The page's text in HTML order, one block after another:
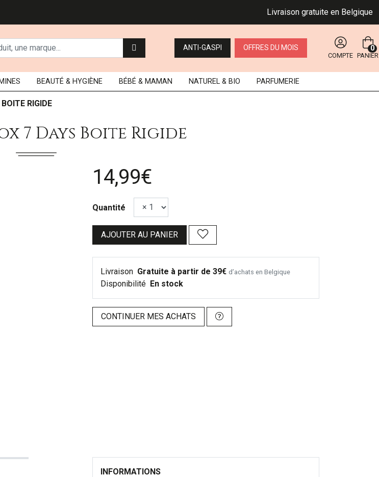
Livraison gratuite en Belgique
ANTI-GASPI OFFRES DU MOIS
COMPTE PANIER
0
BEAUTÉ & HYGIÈNE BÉBÉ & MAMAN NATUREL & BIO PARFUMERIE
RIGIDE
7 Days Boite Rigide
14,99€
Quantité
AJOUTER AU PANIER
Livraison Gratuite à partir de 39€ d’achats en Belgique
Disponibilité En stock
CONTINUER MES ACHATS
INFORMATIONS